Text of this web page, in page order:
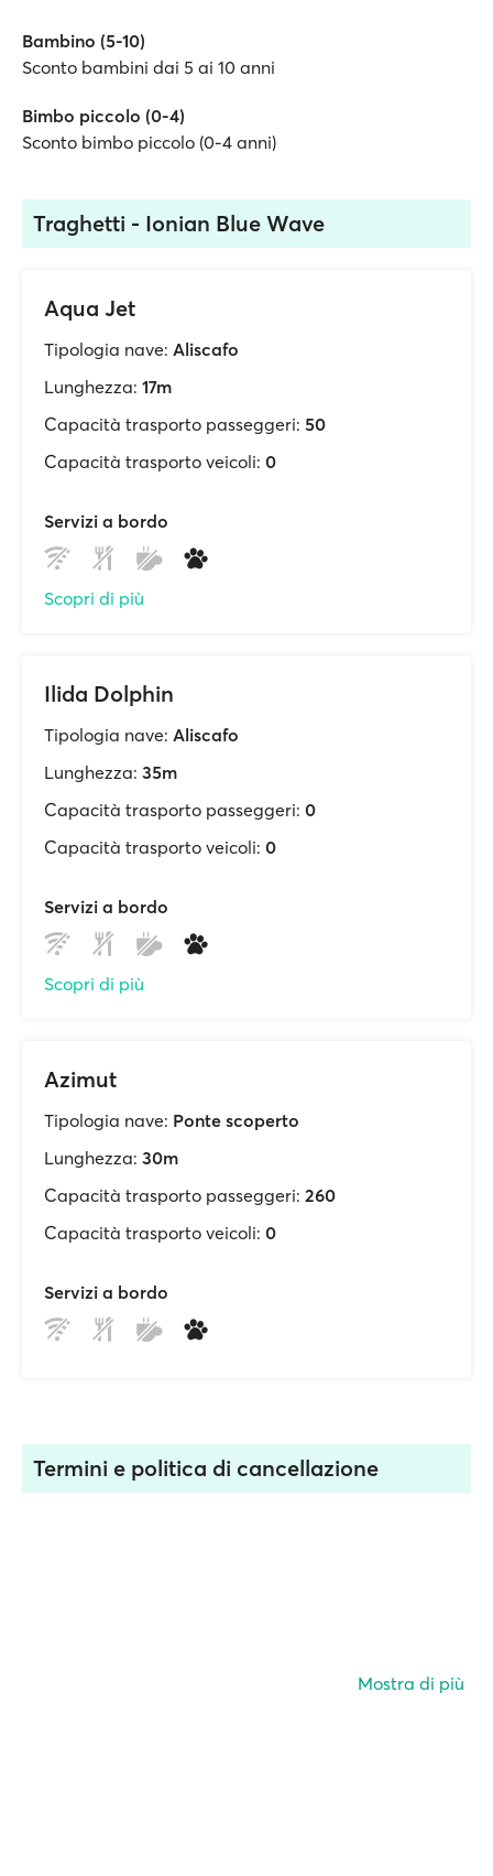
Bambino (5-10)
Sconto bambini dai 5 ai 10 anni
Bimbo piccolo (0-4)
Sconto bimbo piccolo (0-4 anni)
Traghetti - Ionian Blue Wave
Aqua Jet
Tipologia nave: Aliscafo
Lunghezza: 17m
Capacità trasporto passeggeri: 50
Capacità trasporto veicoli: 0
Servizi a bordo
Scopri di più
Ilida Dolphin
Tipologia nave: Aliscafo
Lunghezza: 35m
Capacità trasporto passeggeri: 0
Capacità trasporto veicoli: 0
Servizi a bordo
Scopri di più
Azimut
Tipologia nave: Ponte scoperto
Lunghezza: 30m
Capacità trasporto passeggeri: 260
Capacità trasporto veicoli: 0
Servizi a bordo
Termini e politica di cancellazione
Mostra di più